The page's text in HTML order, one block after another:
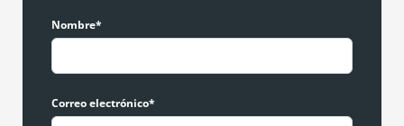
Nombre*
Correo electrónico*